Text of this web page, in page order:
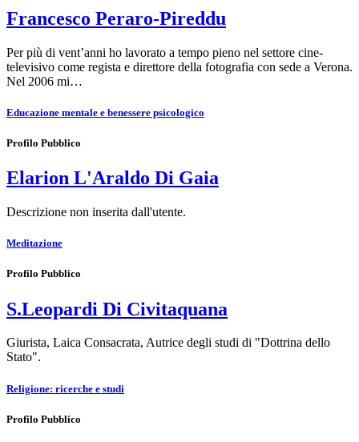
Francesco Peraro-Pireddu
Per più di vent’anni ho lavorato a tempo pieno nel settore cine-
televisivo come regista e direttore della fotografia con sede a Verona.
Nel 2006 mi…
Educazione mentale e benessere psicologico
Profilo Pubblico
Elarion L'Araldo Di Gaia
Descrizione non inserita dall'utente.
Meditazione
Profilo Pubblico
S.Leopardi Di Civitaquana
Giurista, Laica Consacrata, Autrice degli studi di "Dottrina dello
Stato".
Religione: ricerche e studi
Profilo Pubblico